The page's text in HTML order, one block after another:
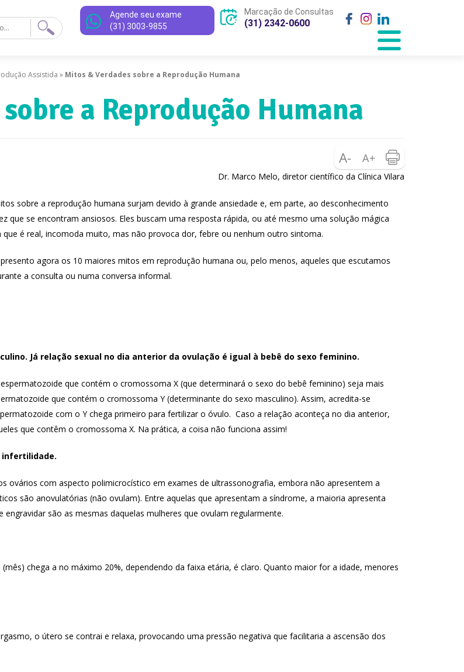
Agende seu exame
(31) 3003-9855
Marcação de Consultas
(31) 2342-0600
Assistida » Mitos & Verdades sobre a Reprodução Humana
a Reprodução Humana
Dr. Marco Melo, diretor científico da Clínica Vilara
sobre a reprodução humana surjam devido à grande ansiedade e, em parte, ao desconhecimento
que se encontram ansiosos. Eles buscam uma resposta rápida, ou até mesmo uma solução mágica
que é real, incomoda muito, mas não provoca dor, febre ou nenhum outro sintoma.
agora os 10 maiores mitos em reprodução humana ou, pelo menos, aqueles que escutamos
a consulta ou numa conversa informal.
Já relação sexual no dia anterior da ovulação é igual à bebê do sexo feminino.
que contém o cromossoma X (que determinará o sexo do bebê feminino) seja mais
que contém o cromossoma Y (determinante do sexo masculino). Assim, acredita-se
com o Y chega primeiro para fertilizar o óvulo. Caso a relação aconteça no dia anterior,
que contêm o cromossoma X. Na prática, a coisa não funciona assim!
infertilidade.
ovários com aspecto polimicrocístico em exames de ultrassonografia, embora não apresentem a
são anovulatórias (não ovulam). Entre aquelas que apresentam a síndrome, a maioria apresenta
são as mesmas daquelas mulheres que ovulam regularmente.
chega a no máximo 20%, dependendo da faixa etária, é claro. Quanto maior for a idade, menores
o útero se contrai e relaxa, provocando uma pressão negativa que facilitaria a ascensão dos